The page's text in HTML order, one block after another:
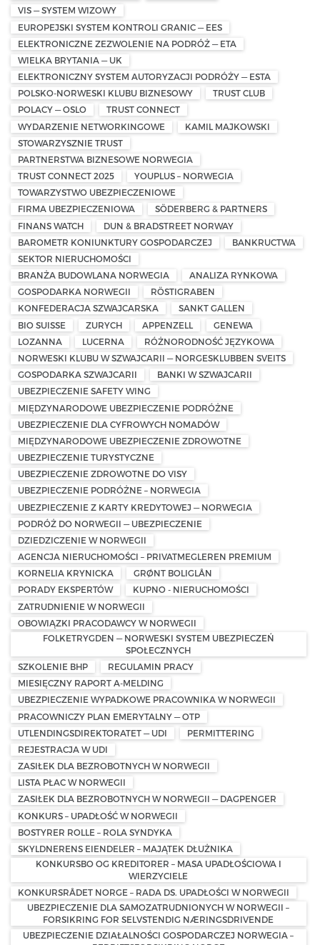
VIS — SYSTEM WIZOWY
EUROPEJSKI SYSTEM KONTROLI GRANIC — EES
ELEKTRONICZNE ZEZWOLENIE NA PODRÓŻ — ETA
WIELKA BRYTANIA — UK
ELEKTRONICZNY SYSTEM AUTORYZACJI PODRÓŻY — ESTA
POLSKO-NORWESKI KLUBU BIZNESOWY
TRUST CLUB
POLACY — OSLO
TRUST CONNECT
WYDARZENIE NETWORKINGOWE
KAMIL MAJKOWSKI
STOWARZYSZNIE TRUST
PARTNERSTWA BIZNESOWE NORWEGIA
TRUST CONNECT 2025
YOUPLUS – NORWEGIA
TOWARZYSTWO UBEZPIECZENIOWE
FIRMA UBEZPIECZENIOWA
SÖDERBERG & PARTNERS
FINANS WATCH
DUN & BRADSTREET NORWAY
BAROMETR KONIUNKTURY GOSPODARCZEJ
BANKRUCTWA
SEKTOR NIERUCHOMOŚCI
BRANŻA BUDOWLANA NORWEGIA
ANALIZA RYNKOWA
GOSPODARKA NORWEGII
RÖSTIGRABEN
KONFEDERACJA SZWAJCARSKA
SANKT GALLEN
BIO SUISSE
ZURYCH APPENZELL
GENEWA
LOZANNA
LUCERNA
RÓŻNORODNOŚĆ JĘZYKOWA
NORWESKI KLUBU W SZWAJCARII — NORGESKLUBBEN SVEITS
GOSPODARKA SZWAJCARII
BANKI W SZWAJCARII
UBEZPIECZENIE SAFETY WING
MIĘDZYNARODOWE UBEZPIECZENIE PODRÓŻNE
UBEZPIECZENIE DLA CYFROWYCH NOMADÓW
MIĘDZYNARODOWE UBEZPIECZENIE ZDROWOTNE
UBEZPIECZENIE TURYSTYCZNE
UBEZPIECZENIE ZDROWOTNE DO VISY
UBEZPIECZENIE PODRÓŻNE – NORWEGIA
UBEZPIECZENIE Z KARTY KREDYTOWEJ — NORWEGIA
PODRÓŻ DO NORWEGII — UBEZPIECZENIE
DZIEDZICZENIE W NORWEGII
AGENCJA NIERUCHOMOŚCI – PRIVATMEGLEREN PREMIUM
KORNELIA KRYNICKA
GRØNT BOLIGLÅN
PORADY EKSPERTÓW
KUPNO - NIERUCHOMOŚCI
ZATRUDNIENIE W NORWEGII
OBOWIĄZKI PRACODAWCY W NORWEGII
FOLKETRYGDEN — NORWESKI SYSTEM UBEZPIECZEŃ
SPOŁECZNYCH
SZKOLENIE BHP
REGULAMIN PRACY
MIESIĘCZNY RAPORT A-MELDING
UBEZPIECZENIE WYPADKOWE PRACOWNIKA W NORWEGII
PRACOWNICZY PLAN EMERYTALNY — OTP
UTLENDINGSDIREKTORATET — UDI
PERMITTERING
REJESTRACJA W UDI
ZASIŁEK DLA BEZROBOTNYCH W NORWEGII
LISTA PŁAC W NORWEGII
ZASIŁEK DLA BEZROBOTNYCH W NORWEGII — DAGPENGER
KONKURS – UPADŁOŚĆ W NORWEGII
BOSTYRER ROLLE – ROLA SYNDYKA
SKYLDNERENS EIENDELER – MAJĄTEK DŁUŻNIKA
KONKURSBO OG KREDITORER – MASA UPADŁOŚCIOWA I
WIERZYCIELE
KONKURSRÅDET NORGE – RADA DS. UPADŁOŚCI W NORWEGII
UBEZPIECZENIE DLA SAMOZATRUDNIONYCH W NORWEGII –
FORSIKRING FOR SELVSTENDIG NÆRINGSDRIVENDE
UBEZPIECZENIE DZIAŁALNOŚCI GOSPODARCZEJ NORWEGIA –